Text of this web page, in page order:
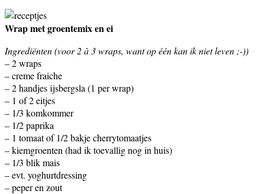
Wrap met groentemix en ei
Ingrediënten (voor 2 à 3 wraps, want op één kan ik niet leven ;-))
– 2 wraps
– creme fraiche
– 2 handjes ijsbergsla (1 per wrap)
– 1 of 2 eitjes
– 1/3 komkommer
– 1/2 paprika
– 1 tomaat of 1/2 bakje cherrytomaatjes
– kiemgroenten (had ik toevallig nog in huis)
– 1/3 blik mais
– evt. yoghurtdressing
– peper en zout